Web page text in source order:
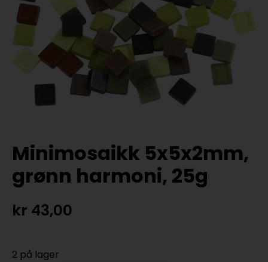
Minimosaikk 5x5x2mm,
grønn harmoni, 25g
kr 43,00
2 på lager